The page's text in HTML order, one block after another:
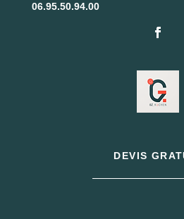
06.95.50.94.00
DEVIS